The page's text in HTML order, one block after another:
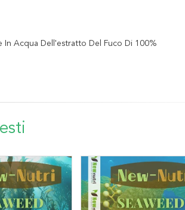
In Acqua Dell'estratto Del Fuco Di 100%